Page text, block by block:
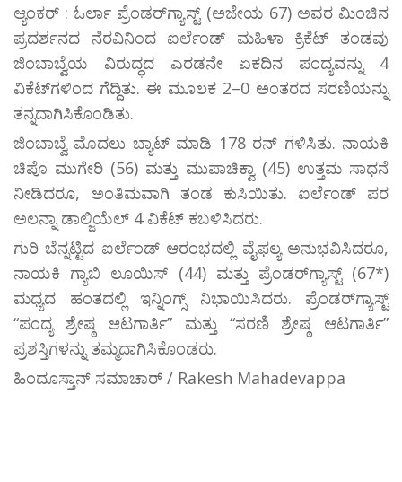
ಆ್ಯಂಕರ್ : ಓರ್ಲಾ ಪ್ರೆಂಡರ್‌ಗ್ಯಾಸ್ಟ್ (ಅಜೇಯ 67) ಅವರ ಮಿಂಚಿನ
ಪ್ರದರ್ಶನದ ನೆರವಿನಿಂದ ಐರ್ಲೆಂಡ್ ಮಹಿಳಾ ಕ್ರಿಕೆಟ್ ತಂಡವು
ಜಿಂಬಾಬ್ವೆಯ ವಿರುದ್ಧದ ಎರಡನೇ ಏಕದಿನ ಪಂದ್ಯವನ್ನು 4
ವಿಕೆಟ್‌ಗಳಿಂದ ಗೆದ್ದಿತು. ಈ ಮೂಲಕ 2–0 ಅಂತರದ ಸರಣಿಯನ್ನು
ತನ್ನದಾಗಿಸಿಕೊಂಡಿತು.
ಜಿಂಬಾಬ್ವೆ ಮೊದಲು ಬ್ಯಾಟ್ ಮಾಡಿ 178 ರನ್ ಗಳಿಸಿತು. ನಾಯಕಿ
ಚಿಪೊ ಮುಗೇರಿ (56) ಮತ್ತು ಮುಪಾಚಿಕ್ವಾ (45) ಉತ್ತಮ ಸಾಧನೆ
ನೀಡಿದರೂ, ಅಂತಿಮವಾಗಿ ತಂಡ ಕುಸಿಯಿತು. ಐರ್ಲೆಂಡ್ ಪರ
ಅಲನ್ನಾ ಡಾಲ್ಜಿಯೆಲ್ 4 ವಿಕೆಟ್ ಕಬಳಿಸಿದರು.
ಗುರಿ ಬೆನ್ನಟ್ಟಿದ ಐರ್ಲೆಂಡ್ ಆರಂಭದಲ್ಲಿ ವೈಫಲ್ಯ ಅನುಭವಿಸಿದರೂ,
ನಾಯಕಿ ಗ್ಯಾಬಿ ಲೂಯಿಸ್ (44) ಮತ್ತು ಪ್ರೆಂಡರ್‌ಗ್ಯಾಸ್ಟ್ (67*)
ಮಧ್ಯದ ಹಂತದಲ್ಲಿ ಇನ್ನಿಂಗ್ಸ್ ನಿಭಾಯಿಸಿದರು. ಪ್ರೆಂಡರ್‌ಗ್ಯಾಸ್ಟ್
“ಪಂದ್ಯ ಶ್ರೇಷ್ಠ ಆಟಗಾರ್ತಿ” ಮತ್ತು “ಸರಣಿ ಶ್ರೇಷ್ಠ ಆಟಗಾರ್ತಿ”
ಪ್ರಶಸ್ತಿಗಳನ್ನು ತಮ್ಮದಾಗಿಸಿಕೊಂಡರು.
ಹಿಂದೂಸ್ತಾನ್ ಸಮಾಚಾರ್ / Rakesh Mahadevappa